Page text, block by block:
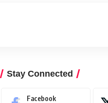
Stay Connected
Facebook